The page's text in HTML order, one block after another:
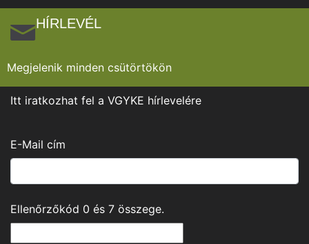
HÍRLEVÉL
Megjelenik minden csütörtökön
Itt iratkozhat fel a VGYKE hírlevelére
E-Mail cím
Ellenőrzőkód 0 és 7 összege.